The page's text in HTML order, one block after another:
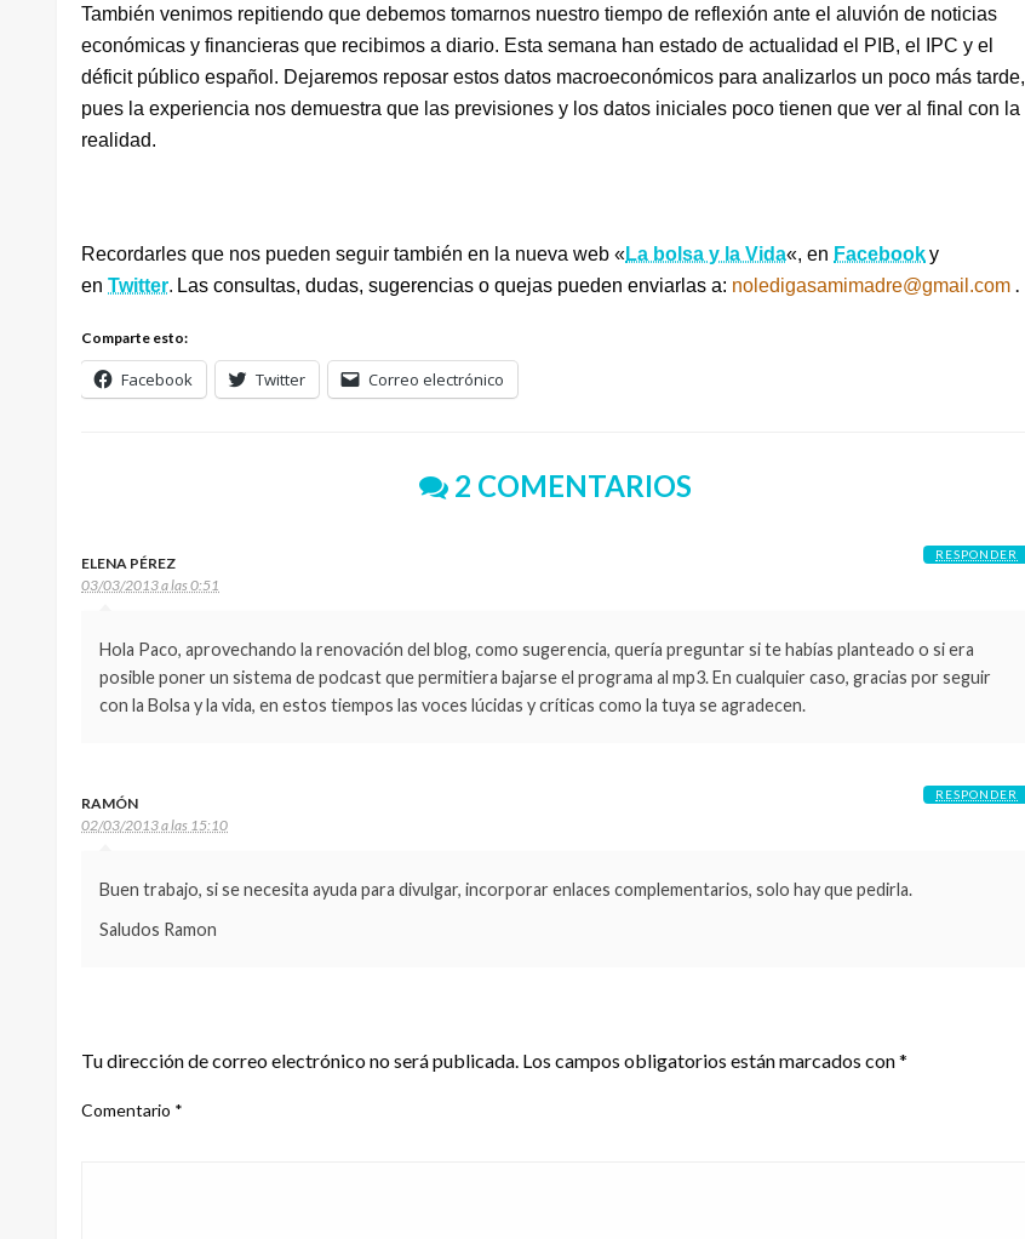
También venimos repitiendo que debemos tomarnos nuestro tiempo de reflexión ante el aluvión de noticias
económicas y financieras que recibimos a diario. Esta semana han estado de actualidad el PIB, el IPC y el
déficit público español. Dejaremos reposar estos datos macroeconómicos para analizarlos un poco más tarde,
pues la experiencia nos demuestra que las previsiones y los datos iniciales poco tienen que ver al final con la
realidad.
Recordarles que nos pueden seguir también en la nueva web «La bolsa y la Vida«, en Facebooky
en Twitter. Las consultas, dudas, sugerencias o quejas pueden enviarlas a: noledigasamimadre@gmail.com .
Comparte esto:
Facebook Twitter Correo electrónico
2 COMENTARIOS
ELENA PÉREZ
03/03/2013 a las 0:51
Hola Paco, aprovechando la renovación del blog, como sugerencia, quería preguntar si te habías planteado o si era
posible poner un sistema de podcast que permitiera bajarse el programa al mp3. En cualquier caso, gracias por seguir
con la Bolsa y la vida, en estos tiempos las voces lúcidas y críticas como la tuya se agradecen.
RESPONDER
RAMÓN
02/03/2013 a las 15:10
Buen trabajo, si se necesita ayuda para divulgar, incorporar enlaces complementarios, solo hay que pedirla.
Saludos Ramon
RESPONDER
Tu dirección de correo electrónico no será publicada. Los campos obligatorios están marcados con*
Comentario *